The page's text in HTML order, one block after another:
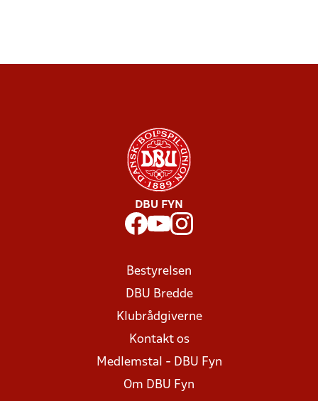
DBU FYN
Bestyrelsen
DBU Bredde
Klubrådgiverne
Kontakt os
Medlemstal - DBU Fyn
Om DBU Fyn